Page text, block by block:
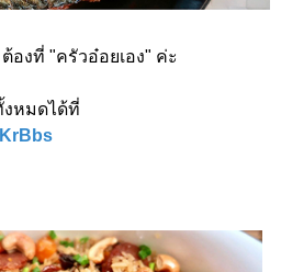
องที่ "ครัวอ๋อยเอง" ค่ะ
หมดได้ที่